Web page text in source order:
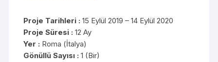
Proje Tarihleri : 15 Eylül 2019 – 14 Eylül 2020
Proje Süresi : 12 Ay
Yer : Roma (İtalya)
Gönüllü Sayısı : 1 (Bir)